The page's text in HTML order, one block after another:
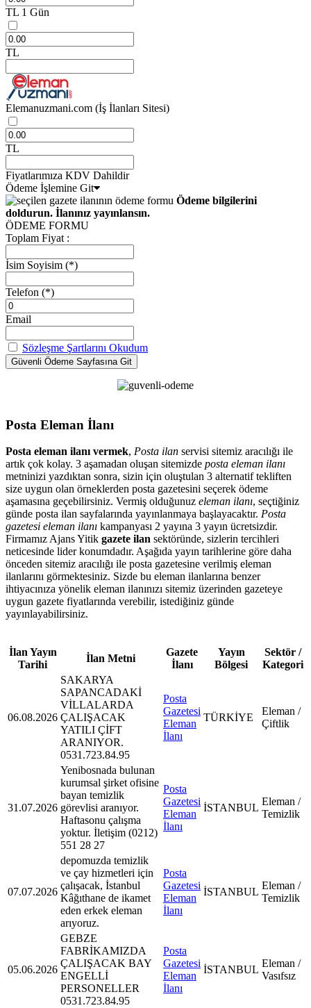
TL 1 Gün
TL
Elemanuzmani.com (İş İlanları Sitesi)
TL
Fiyatlarımıza KDV Dahildir
Ödeme İşlemine Git
Ödeme bilgilerini
doldurun. İlanınız yayınlansın.
ÖDEME FORMU
Toplam Fiyat :
İsim Soyisim (*)
Telefon (*)
Email
Sözleşme Şartlarını Okudum
Posta Eleman İlanı
Posta eleman ilanı vermek, Posta ilan servisi sitemiz aracılığı ile
artık çok kolay. 3 aşamadan oluşan sitemizde posta eleman ilanı
metninizi yazdıktan sonra, sizin için oluştulan 3 alternatif tekliften
size uygun olan örneklerden posta gazetesini seçerek ödeme
aşamasına geçebilirsiniz. Vermiş olduğunuz eleman ilanı, seçtiğiniz
günde posta ilan sayfalarında yayınlanmaya başlayacaktır. Posta
gazetesi eleman ilanı kampanyası 2 yayına 3 yayın ücretsizdir.
Firmamız Ajans Yitik gazete ilan sektöründe, sizlerin tercihleri
neticesinde lider konumdadır. Aşağıda yayın tarihlerine göre daha
önceden sitemiz aracılığı ile posta gazetesine verilmiş eleman
ilanlarını görmektesiniz. Sizde bu eleman ilanlarına benzer
ihtiyacınıza yönelik eleman ilanınızı sitemiz üzerinden gazeteye
uygun gazete fiyatlarında verebilir, istediğiniz günde
yayınlayabilirsiniz.
İlan Yayın
Tarihi
İlan Metni
Gazete
İlanı
Yayın
Bölgesi
Sektör /
Kategori
06.08.2026
SAKARYA
SAPANCADAKİ
VİLLALARDA
ÇALIŞACAK
YATILI ÇİFT
ARANIYOR.
0531.723.84.95
Posta
Gazetesi
Eleman
İlanı
TÜRKİYE
Eleman /
Çiftlik
31.07.2026
Yenibosnada bulunan
kurumsal şirket ofisine
bayan temizlik
görevlisi aranıyor.
Haftasonu çalışma
yoktur. İletişim (0212)
551 28 27
Posta
Gazetesi
Eleman
İlanı
İSTANBUL
Eleman /
Temizlik
07.07.2026
depomuzda temizlik
ve çay hizmetleri için
çalışacak, İstanbul
Kâğıthane de ikamet
eden erkek eleman
arıyoruz.
Posta
Gazetesi
Eleman
İlanı
İSTANBUL
Eleman /
Temizlik
05.06.2026
GEBZE
FABRİKAMIZDA
ÇALIŞACAK BAY
ENGELLİ
PERSONELLER
0531.723.84.95
Posta
Gazetesi
Eleman
İlanı
İSTANBUL
Eleman /
Vasıfsız